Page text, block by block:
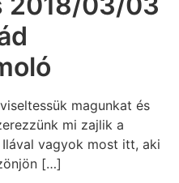
magunkat és
mi zajlik a
vagyok most itt, aki
[…]